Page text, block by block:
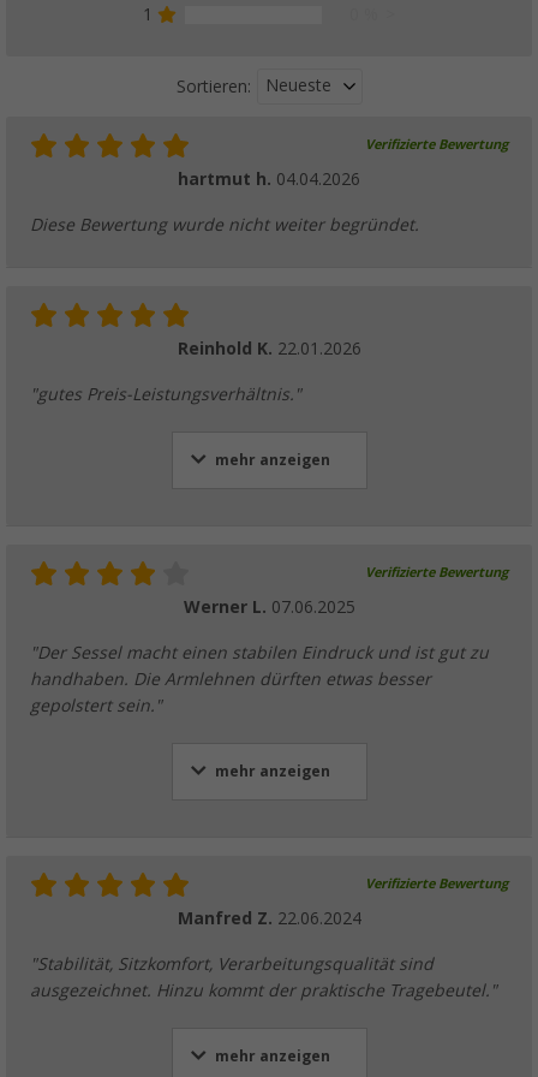
1
Sortieren: Neueste
Verifizierte Bewertung
hartmut h. 04.04.2026
Diese Bewertung wurde nicht weiter begründet.
Reinhold K. 22.01.2026
"gutes Preis-Leistungsverhältnis."
mehr anzeigen
Verifizierte Bewertung
Werner L. 07.06.2025
"Der Sessel macht einen stabilen Eindruck und ist gut zu
handhaben. Die Armlehnen dürften etwas besser
gepolstert sein."
mehr anzeigen
Verifizierte Bewertung
Manfred Z. 22.06.2024
"Stabilität, Sitzkomfort, Verarbeitungsqualität sind
ausgezeichnet. Hinzu kommt der praktische Tragebeutel."
mehr anzeigen